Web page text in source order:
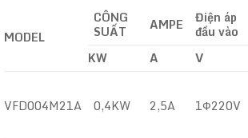
MODEL
CÔNG
SUẤT AMPE Điện áp
đầu vào
KW A V
VFD004M21A 0,4KW 2,5A 1Ф220V